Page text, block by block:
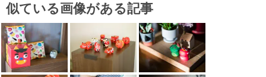
似ている画像がある記事